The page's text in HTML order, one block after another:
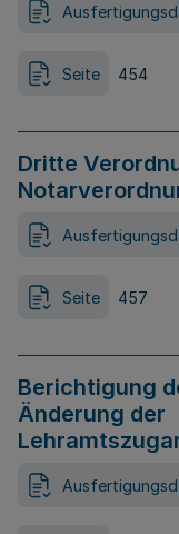
Seite 454
Dritte
Seite 457
Berichtigung
Änderung der